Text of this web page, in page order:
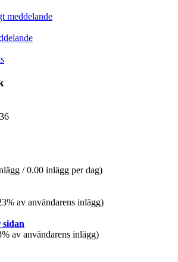
meddelande
/ 0.00 inlägg per dag)
av användarens inlägg)
sidan
av användarens inlägg)